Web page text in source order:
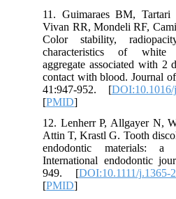
11. Guimaraes BM,
Vivan RR, Mondeli RF,
Color stability,
characteristics of
aggregate associated with
contact with blood. Journal
41:947-952. [
[PMID
12. Lenherr P, Allgayer N,
Attin T, Krastl G. Tooth
endodontic materials:
International endodontic
949. [DOI:10.1111/
[PMID